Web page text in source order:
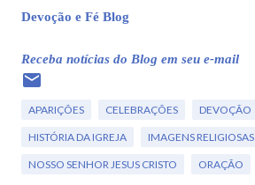
Devoção e Fé Blog
Receba notícias do Blog em seu e-mail
APARIÇÕES CELEBRAÇÕES DEVOÇÃO
HISTÓRIA DA IGREJA IMAGENS RELIGIOSAS
NOSSO SENHOR JESUS CRISTO ORAÇÃO